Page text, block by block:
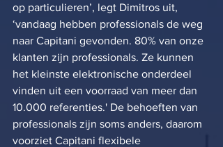
op particulieren’, legt Dimitros uit,
‘vandaag hebben professionals de weg
naar Capitani gevonden. 80% van onze
klanten zijn professionals. Ze kunnen
het kleinste elektronische onderdeel
vinden uit een voorraad van meer dan
10.000 referenties.' De behoeften van
professionals zijn soms anders, daarom
voorziet Capitani flexibele